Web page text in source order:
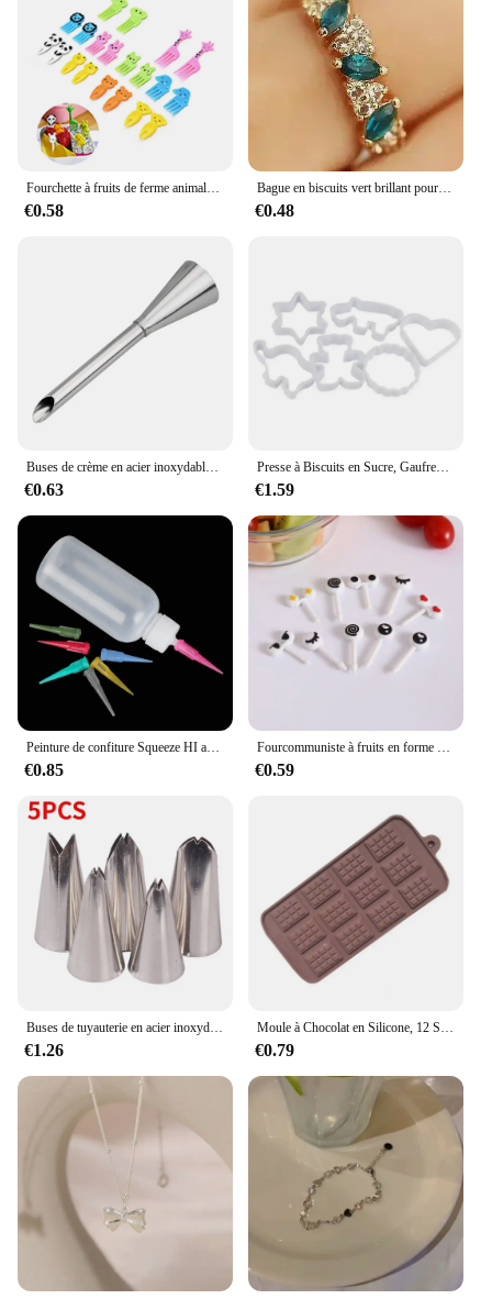
sweet d allaittement lifestyle with our exquisite
sleepwear collection.
€0.58
Bague en biscuits vert brillant pour femme, index, bague de queue, bijoux de mariage, cadeau d'anniversaire, mode, doux, décoration
€0.48
Buses de crème en acier inoxydable, pointe de tuyauterie de glaçage, bouffées de gâteau Chi, bouffée d'injection, outil de chef de manière spectaculaire, seringue de crème, 1PC
€0.63
Presse à Biscuits en Sucre, Gaufreur, Emporte-pièce, Moule à Gâteaux, Accessoires de Cuisson, Décor de Pâtisserie, DIY, 6 Pièces/Ensemble
€1.59
Peinture de confiture Squeeze HI avec 7 buses, 50ml, décoration de gâteau, pâtisserie, outils de bricolage, ustensiles de cuisson, accessoires de cuisine
€0.85
Fourcommuniste à fruits en forme d'animaux mignons, fourchette à nourriture, cure-dents, mini dessin animé, gâteau pour enfants, collation, dessert, bento, déjeuner, outil pour accessoires de cuisine
€0.59
Buses de tuyauterie en acier inoxydable pour le cuir chevelu, outils de glaçage exécutif, décoration de gâteaux, accessoires de pâtisserie, 5 pièces
€1.26
Moule à Chocolat en Silicone, 12 Styles, Pâtisserie, Barre de Bonbons, Mode Gâteau, Décoration, Accessoires de Cuisson de Cuisine
€0.79